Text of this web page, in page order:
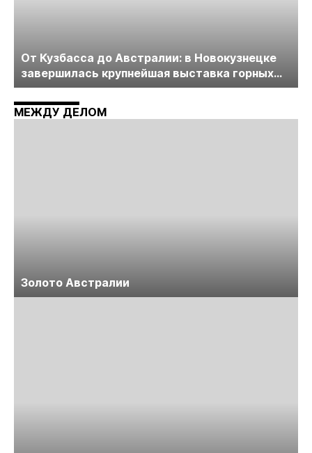
От Кузбасса до Австралии: в Новокузнецке
завершилась крупнейшая выставка горных
технологий «Недра России. Уголь России и
Майнинг»
МЕЖДУ ДЕЛОМ
Золото Австралии